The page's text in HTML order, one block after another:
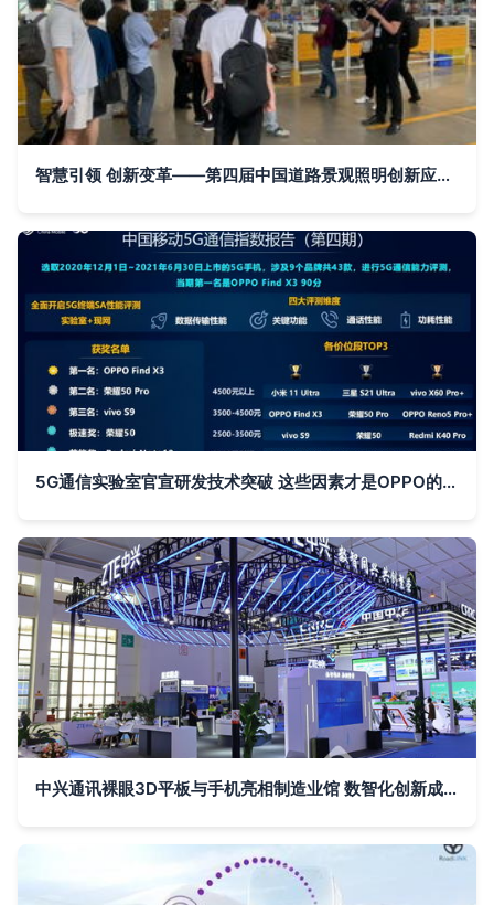
智慧引领 创新变革——第四届中国道路景观照明创新应用论坛在杭州胜利召开
5G通信实验室官宣研发技术突破 这些因素才是OPPO的5G发展利器
中兴通讯裸眼3D平板与手机亮相制造业馆 数智化创新成果引领通信技术新纪元